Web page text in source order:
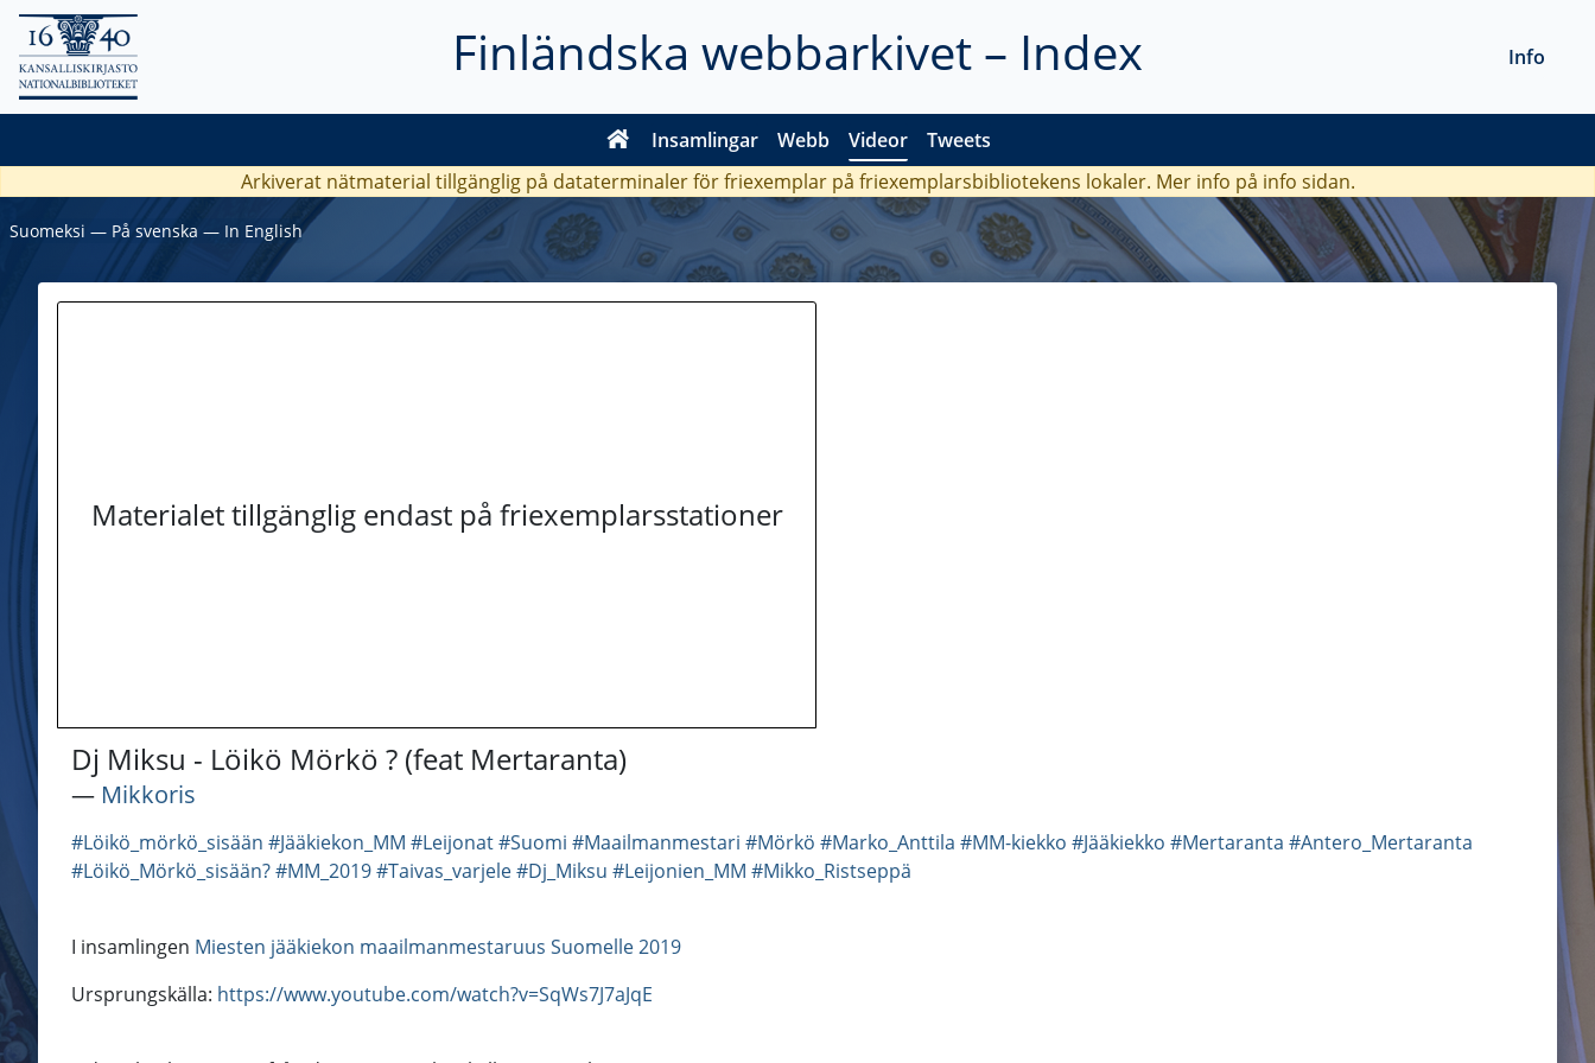
Finländska webbarkivet – Index
Insamlingar Webb Videor Tweets
Info
Arkiverat nätmaterial tillgänglig på dataterminaler för friexemplar på friexemplarsbibliotekens lokaler. Mer info på info sidan.
Suomeksi ― På svenska ― In English
Materialet tillgänglig endast på friexemplarsstationer
Dj Miksu - Löikö Mörkö ? (feat Mertaranta)
― Mikkoris
#Löikö_mörkö_sisään #Jääkiekon_MM #Leijonat#Suomi #Maailmanmestari #Mörkö #Marko_Anttila #MM-kiekko #Jääkiekko #Mertaranta #Antero_Mertaranta
#Löikö_Mörkö_sisään?#MM_2019#Taivas_varjele#Dj_Miksu #Leijonien_MM #Mikko_Ristseppä
I insamlingen Miesten jääkiekon maailmanmestaruus Suomelle 2019
Ursprungskälla: https://www.youtube.com/watch?v=SqWs7J7aJqE